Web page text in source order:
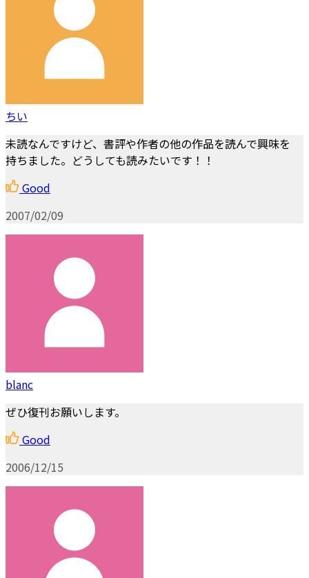
ちい
未読なんですけど、書評や作者の他の作品を読んで興味を
持ちました。どうしても読みたいです！！
Good
2007/02/09
blanc
ぜひ復刊お願いします。
Good
2006/12/15